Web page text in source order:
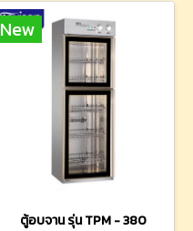
New
ตู้อบจาน รุ่น TPM - 380